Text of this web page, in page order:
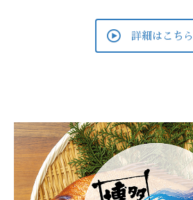
詳細はこちら